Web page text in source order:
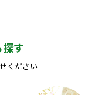
探す
ください